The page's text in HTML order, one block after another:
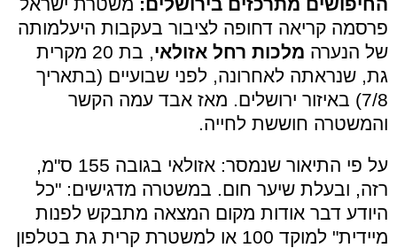
פרסמה קריאה דחופה לציבור בעקבות היעלמותה
של הנערה מלכות רחל אזולאי
, בת 20 מקרית
גת, שנראתה לאחרונה, לפני שבועיים (בתאריך
7/8) באיזור ירושלים. מאז אבד עמה הקשר
והמשטרה חוששת לחייה.
על פי התיאור שנמסר: אזולאי בגובה 155 ס"מ,
רזה, ובעלת שיער חום. במשטרה מדגישים: "כל
היודע דבר אודות מקום המצאה מתבקש לפנות
מיידית" למוקד 100 או למשטרת קרית גת בטלפון